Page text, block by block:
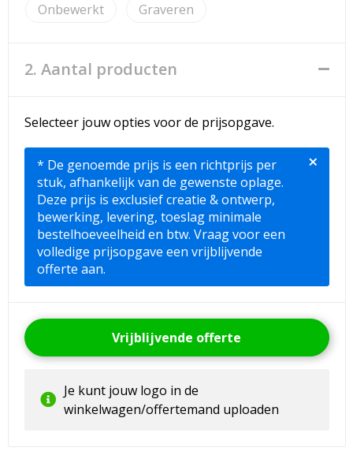
Duffeltassen
Aktetassen
Trolleys
Onbewerkt
Graveren
2. Aantal producten
Selecteer jouw opties voor de prijsopgave.
* De genoemde prijs is een richtprijs per
stuk, afhankelijk van de gewenste oplage.
Deze prijs is exclusief creatie & ontwerp,
bewerking, levering, toeslag minimale
bestelhoeveelheid en btw. Vraag voor een
volledige prijsopgave een vrijblijvende
offerte aan.
×
Vrijblijvende offerte
Je kunt jouw logo in de
winkelwagen/offertemand uploaden